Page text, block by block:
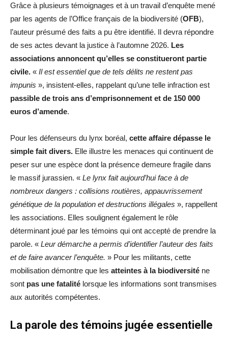
Grâce à plusieurs témoignages et à un travail d’enquête mené
par les agents de l’Office français de la biodiversité (OFB),
l’auteur présumé des faits a pu être identifié. Il devra répondre
de ses actes devant la justice à l’automne 2026. Les
associations annoncent qu’elles se constitueront partie
civile. « Il est essentiel que de tels délits ne restent pas
impunis », insistent-elles, rappelant qu’une telle infraction est
passible de trois ans d’emprisonnement et de 150 000
euros d’amende.
Pour les défenseurs du lynx boréal, cette affaire dépasse le
simple fait divers. Elle illustre les menaces qui continuent de
peser sur une espèce dont la présence demeure fragile dans
le massif jurassien. « Le lynx fait aujourd’hui face à de
nombreux dangers : collisions routières, appauvrissement
génétique de la population et destructions illégales », rappellent
les associations. Elles soulignent également le rôle
déterminant joué par les témoins qui ont accepté de prendre la
parole. « Leur démarche a permis d’identifier l’auteur des faits
et de faire avancer l’enquête. » Pour les militants, cette
mobilisation démontre que les atteintes à la biodiversité ne
sont pas une fatalité lorsque les informations sont transmises
aux autorités compétentes.
La parole des témoins jugée essentielle